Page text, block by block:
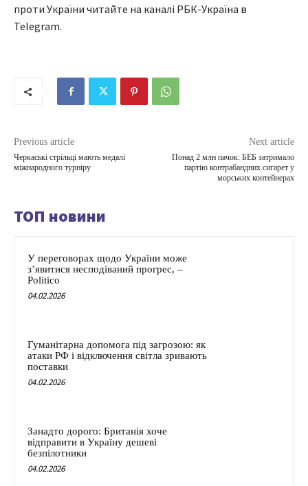
проти України читайте на каналі РБК-Україна в
Telegram.
Previous article
Черкаські стрільці мають медалі
міжнародного турніру
Next article
Понад 2 млн пачок: БЕБ затримало
партію контрабандних сигарет у
морських контейнерах
ТОП новини
У переговорах щодо України може
з’явитися несподіваний прогрес, –
Politico
04.02.2026
Гуманітарна допомога під загрозою: як
атаки РФ і відключення світла зривають
поставки
04.02.2026
Занадто дорого: Британія хоче
відправити в Україну дешеві
безпілотники
04.02.2026